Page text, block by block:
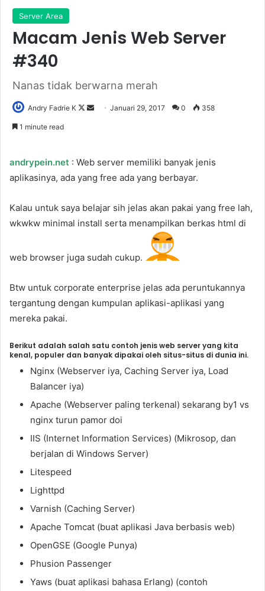
Server Area
Macam Jenis Web Server
#340
Nanas tidak berwarna merah
Andry Fadrie K
Follow
SendJanuari 29, 2017 0 358
1 minute read
andrypein.net : Web server memiliki banyak jenis
aplikasinya, ada yang free ada yang berbayar.
Kalau untuk saya belajar sih jelas akan pakai yang free lah,
wkwkw minimal install serta menampilkan berkas html di
web browser juga sudah cukup.
Btw untuk corporate enterprise jelas ada peruntukannya
tergantung dengan kumpulan aplikasi-aplikasi yang
mereka pakai.
Berikut adalah salah satu contoh jenis web server yang kita
kenal, populer dan banyak dipakai oleh situs-situs di dunia ini.
Nginx (Webserver iya, Caching Server iya, Load
Balancer iya)
Apache (Webserver paling terkenal) sekarang by1 vs
nginx turun pamor doi
IIS (Internet Information Services) (Mikrosop, dan
berjalan di Windows Server)
Litespeed
Lighttpd
Varnish (Caching Server)
Apache Tomcat (buat aplikasi Java berbasis web)
OpenGSE (Google Punya)
Phusion Passenger
Yaws (buat aplikasi bahasa Erlang) (contoh